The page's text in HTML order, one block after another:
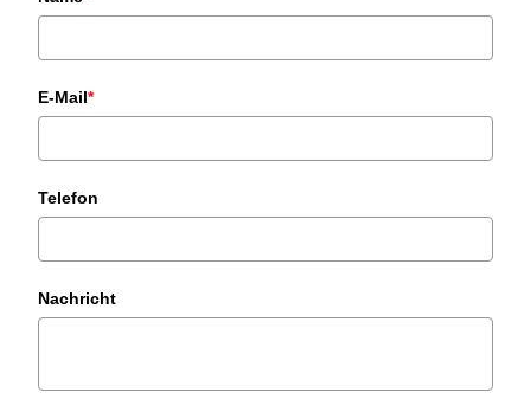
E-Mail*
Telefon
Nachricht